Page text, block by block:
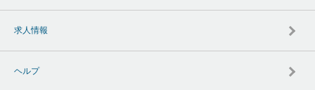
求人情報
ヘルプ